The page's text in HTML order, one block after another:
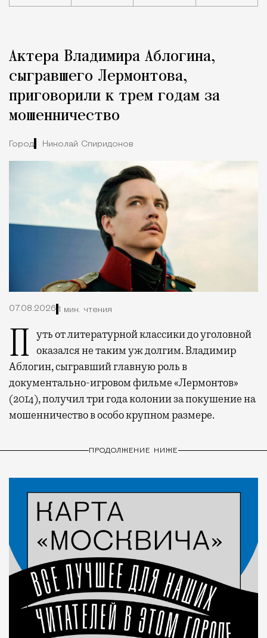
Город
Актера Владимира Аблогина,
сыгравшего Лермонтова,
приговорили к трем годам за
мошенничество
Город Николай Спиридонов
07.08.2026 1 мин. чтения
Путь от литературной классики до уголовной оказался не таким уж долгим. Владимир
Аблогин, сыгравший главную роль в
документально-игровом фильме «Лермонтов»
(2014), получил три года колонии за покушение на
мошенничество в особо крупном размере.
ПРОДОЛЖЕНИЕ НИЖЕ